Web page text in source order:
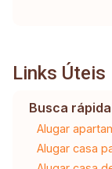
Links Úteis
Busca
Alugar
Alugar casa